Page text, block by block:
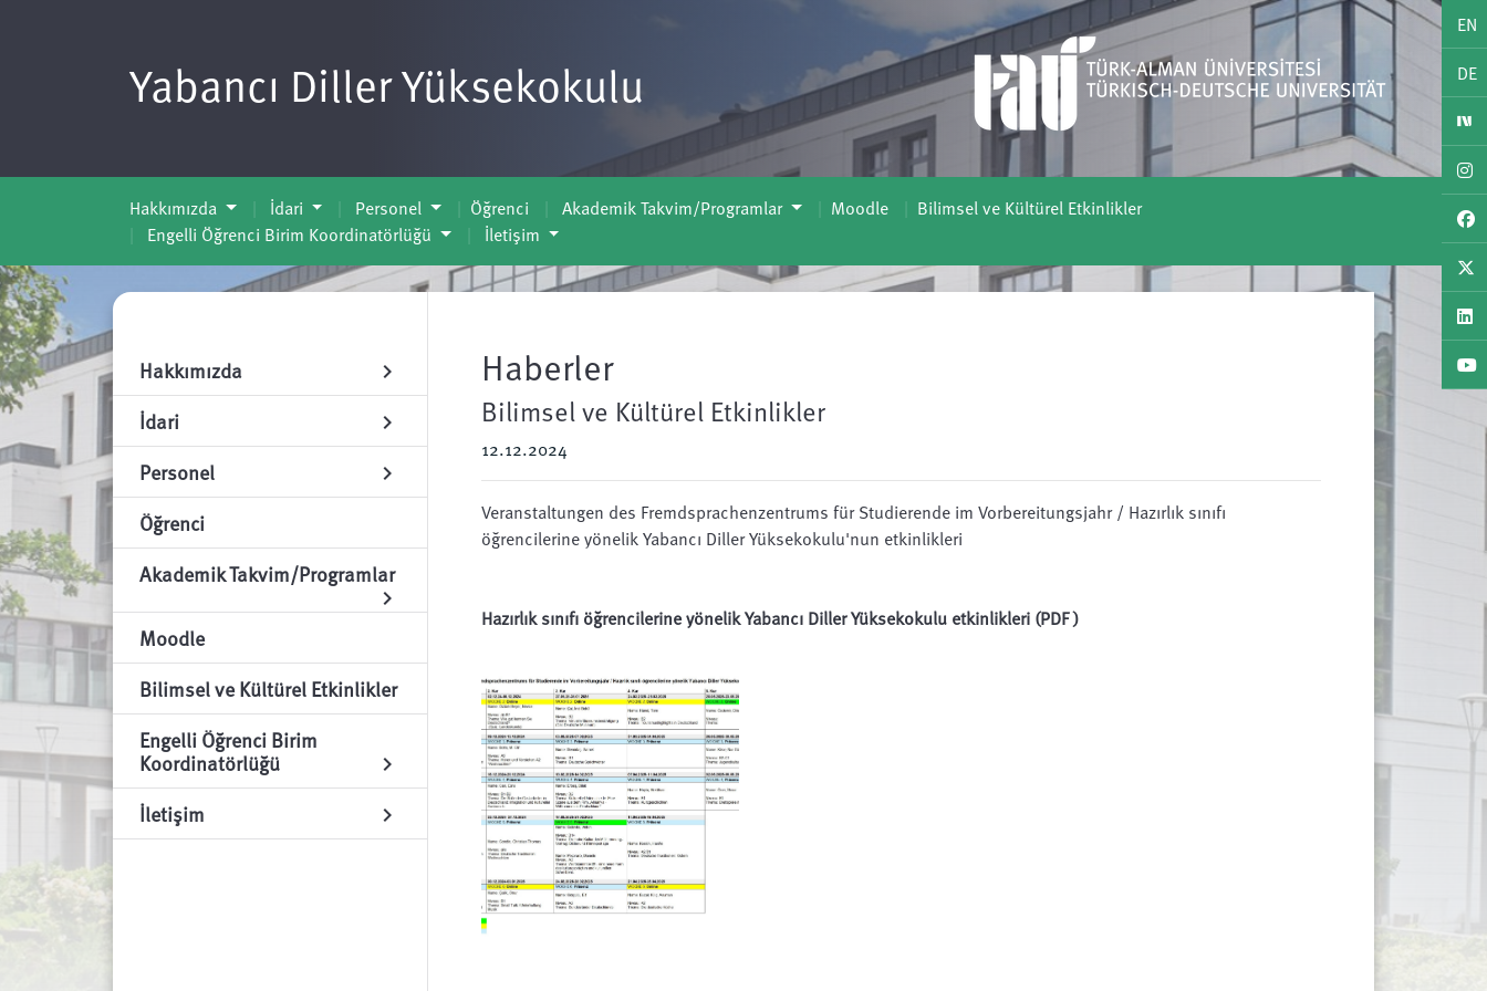
EN
DE
Yabancı Diller Yüksekokulu
Hakkımızda İdari Personel Öğrenci Akademik Takvim/Programlar Moodle
Bilimsel ve Kültürel Etkinlikler
Engelli Öğrenci Birim Koordinatörlüğü
İletişim
Hakkımızda chevron_right
İdari chevron_right
Personel chevron_right
Öğrenci
Akademik Takvim/Programlar
chevron_right
Moodle
Bilimsel ve Kültürel Etkinlikler
Engelli Öğrenci Birim
Koordinatörlüğü chevron_right
İletişim chevron_right
Haberler
Bilimsel ve Kültürel Etkinlikler
12.12.2024
Veranstaltungen des Fremdsprachenzentrums für Studierende im Vorbereitungsjahr / Hazırlık sınıfı
öğrencilerine yönelik Yabancı Diller Yüksekokulu'nun etkinlikleri
Hazırlık sınıfı öğrencilerine yönelik Yabancı Diller Yüksekokulu etkinlikleri (PDF )